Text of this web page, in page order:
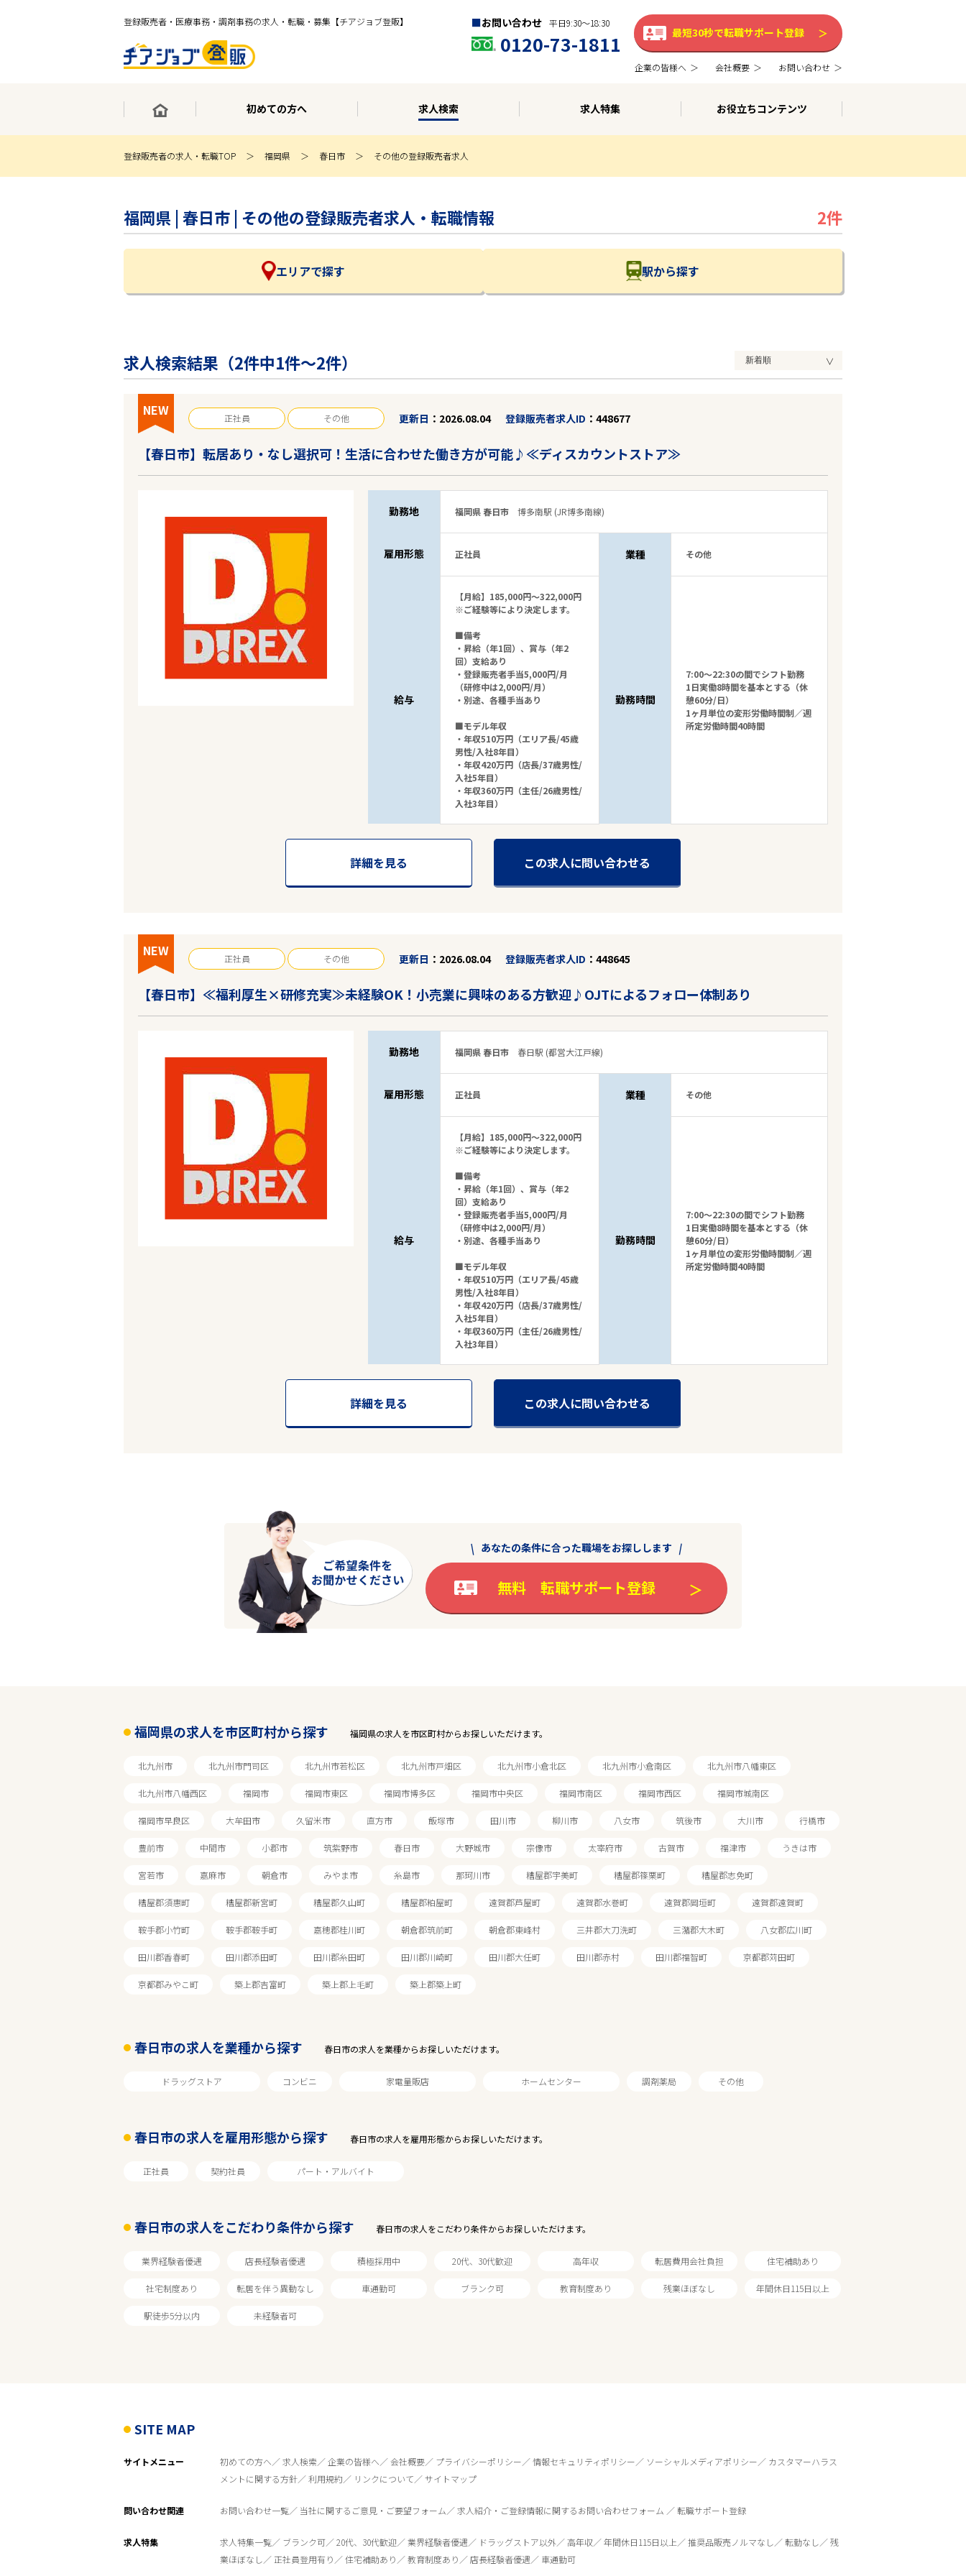
登録販売者・医療事務・調剤事務の求人・転職・募集【チアジョブ登販】 お問い合わせ 平日9:30〜18:30
0120-73-1811 最短30秒で転職サポート登録
企業の皆様へ 会社概要 お問い合わせ
初めての方へ 求人検索 求人特集 お役立ちコンテンツ
登録販売者の求人・転職TOP 福岡県 春日市 その他の登録販売者求人
福岡県 | 春日市 | その他の登録販売者求人・転職情報 2件
エリアで探す 駅から探す
雇用形態
求人検索結果（2件中1件～2件）
NEW 正社員 その他 更新日 2026.08.04 登録販売者求人ID 448677
【春日市】転居あり・なし選択可！生活に合わせた働き方が可能♪≪ディスカウントストア≫
勤務地 福岡県 春日市 博多南駅 (JR博多南線)
雇用形態 正社員 業種 その他
給与
【月給】185,000円～322,000円
※ご経験等により決定します。
■備考
・昇給（年1回）、賞与（年2
回）支給あり
・登録販売者手当5,000円/月
（研修中は2,000円/月）
・別途、各種手当あり
■モデル年収
・年収510万円（エリア長/45歳
男性/入社8年目）
・年収420万円（店長/37歳男性/
入社5年目）
・年収360万円（主任/26歳男性/
入社3年目）
勤務時間
7:00～22:30の間でシフト勤務
1日実働8時間を基本とする（休
憩60分/日）
1ヶ月単位の変形労働時間制／週
所定労働時間40時間
詳細を見る この求人に問い合わせる
NEW 正社員 その他 更新日 2026.08.04 登録販売者求人ID 448645
【春日市】≪福利厚生×研修充実≫未経験OK！小売業に興味のある方歓迎♪OJTによるフォロー体制あり
勤務地 福岡県 春日市 春日駅 (都営大江戸線)
雇用形態 正社員 業種 その他
給与
【月給】185,000円～322,000円
※ご経験等により決定します。
■備考
・昇給（年1回）、賞与（年2
回）支給あり
・登録販売者手当5,000円/月
（研修中は2,000円/月）
・別途、各種手当あり
■モデル年収
・年収510万円（エリア長/45歳
男性/入社8年目）
・年収420万円（店長/37歳男性/
入社5年目）
・年収360万円（主任/26歳男性/
入社3年目）
勤務時間
7:00～22:30の間でシフト勤務
1日実働8時間を基本とする（休
憩60分/日）
1ヶ月単位の変形労働時間制／週
所定労働時間40時間
詳細を見る この求人に問い合わせる
あなたの条件に合った職場をお探しします
無料 転職サポート登録
福岡県の求人を市区町村から探す 福岡県の求人を市区町村からお探しいただけます。
北九州市 北九州市門司区 北九州市若松区 北九州市戸畑区 北九州市小倉北区 北九州市小倉南区 北九州市八幡東区
北九州市八幡西区 福岡市 福岡市東区 福岡市博多区 福岡市中央区 福岡市南区 福岡市西区 福岡市城南区
福岡市早良区 大牟田市 久留米市 直方市 飯塚市 田川市 柳川市 八女市 筑後市 大川市 行橋市
豊前市 中間市 小郡市 筑紫野市 春日市 大野城市 宗像市 太宰府市 古賀市 福津市 うきは市
宮若市 嘉麻市 朝倉市 みやま市 糸島市 那珂川市 糟屋郡宇美町 糟屋郡篠栗町 糟屋郡志免町
糟屋郡須惠町 糟屋郡新宮町 糟屋郡久山町 糟屋郡粕屋町 遠賀郡芦屋町 遠賀郡水巻町 遠賀郡岡垣町 遠賀郡遠賀町
鞍手郡小竹町 鞍手郡鞍手町 嘉穂郡桂川町 朝倉郡筑前町 朝倉郡東峰村 三井郡大刀洗町 三潴郡大木町 八女郡広川町
田川郡香春町 田川郡添田町 田川郡糸田町 田川郡川崎町 田川郡大任町 田川郡赤村 田川郡福智町 京都郡苅田町
京都郡みやこ町 築上郡吉富町 築上郡上毛町 築上郡築上町
春日市の求人を業種から探す 春日市の求人を業種からお探しいただけます。
ドラッグストア コンビニ 家電量販店 ホームセンター 調剤薬局 その他
春日市の求人を雇用形態から探す 春日市の求人を雇用形態からお探しいただけます。
正社員 契約社員 パート・アルバイト
春日市の求人をこだわり条件から探す 春日市の求人をこだわり条件からお探しいただけます。
業界経験者優遇 店長経験者優遇 積極採用中 20代、30代歓迎 高年収 転居費用会社負担 住宅補助あり
社宅制度あり 転居を伴う異動なし 車通勤可 ブランク可 教育制度あり 残業ほぼなし 年間休日115日以上
駅徒歩5分以内 未経験者可
SITE MAP
サイトメニュー 初めての方へ 求人検索 企業の皆様へ 会社概要 プライバシーポリシー 情報セキュリティポリシー ソーシャルメディアポリシー
カスタマーハラス
メントに関する方針
利用規約 リンクについて サイトマップ
問い合わせ関連 お問い合わせ一覧 当社に関するご意見・ご要望フォーム 求人紹介・ご登録情報に関するお問い合わせフォーム 転職サポート登録
求人特集 求人特集一覧 ブランク可 20代、30代歓迎 業界経験者優遇 ドラッグストア以外 高年収 年間休日115日以上 推奨品販売ノルマなし 転勤なし
残
業ほぼなし
正社員登用有り 住宅補助あり 教育制度あり 店長経験者優遇 車通勤可